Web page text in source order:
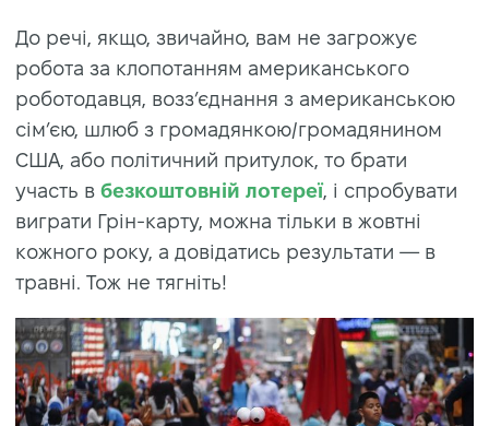
До речі, якщо, звичайно, вам не загрожує
робота за клопотанням американського
роботодавця, возз’єднання з американською
сім’єю, шлюб з громадянкою/громадянином
США, або політичний притулок, то брати
участь в безкоштовній лотереї, і спробувати
виграти Грін-карту, можна тільки в жовтні
кожного року, а довідатись результати — в
травні. Тож не тягніть!